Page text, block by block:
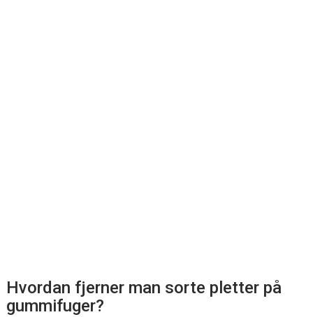
Hvordan fjerner man sorte pletter på
gummifuger?